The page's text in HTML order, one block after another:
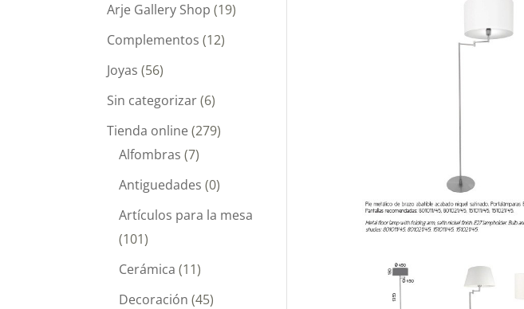
Arje Gallery Shop (19)
Complementos (12)
Joyas (56)
Sin categorizar (6)
Tienda online (279)
Alfombras (7)
Antiguedades (0)
Artículos para la mesa
(101)
Cerámica (11)
Decoración (45)